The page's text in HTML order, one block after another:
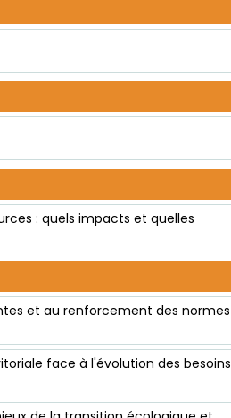
: quels impacts et quelles
et au renforcement des normes
face à l'évolution des besoins